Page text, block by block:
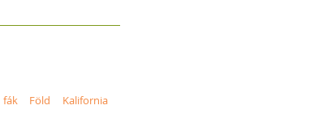
fák Föld
Kalifornia